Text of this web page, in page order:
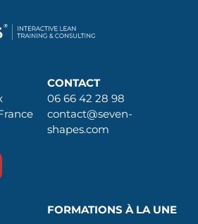
CONTACT
06 66 42 28 98
contact@seven-
shapes.com
FORMATIONS À LA UNE